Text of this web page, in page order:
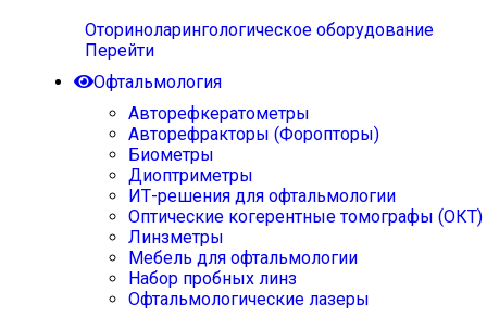
Оториноларингологическое оборудование
Перейти
Офтальмология
Авторефкератометры
Авторефракторы (Форопторы)
Биометры
Диоптриметры
ИТ-решения для офтальмологии
Оптические когерентные томографы (ОКТ)
Линзметры
Мебель для офтальмологии
Набор пробных линз
Офтальмологические лазеры